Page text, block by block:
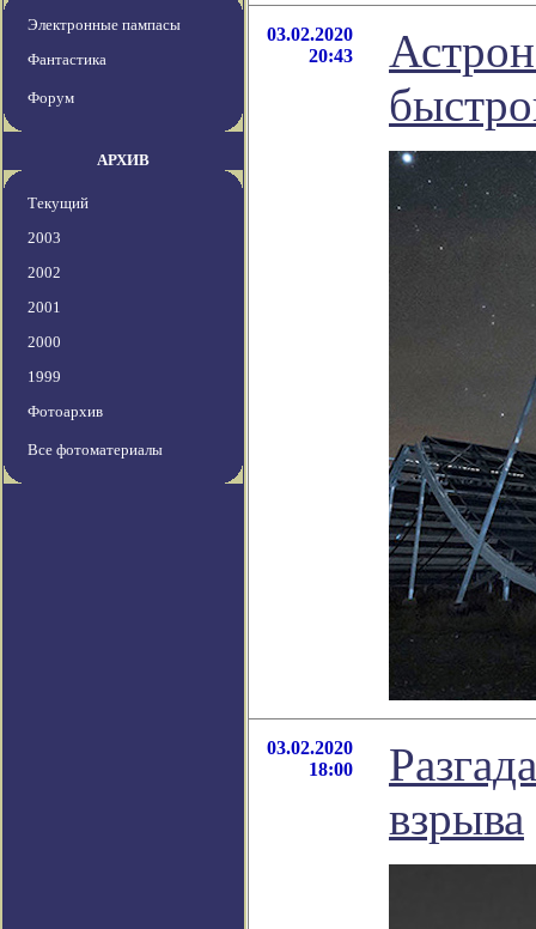
Электронные пампасы
Фантастика
Форум
АРХИВ
Текущий
2003
2002
2001
2000
1999
Фотоархив
Все фотоматериалы
03.02.2020
20:43
03.02.2020
18:00
взрыва